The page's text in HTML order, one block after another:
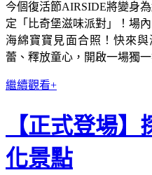
今個復活節AIRSIDE將變身
定「比奇堡滋味派對」！場
海綿寶寶見面合照！快來
蕾、釋放童心，開啟一場獨
繼續觀看+
【正式登場
化景點